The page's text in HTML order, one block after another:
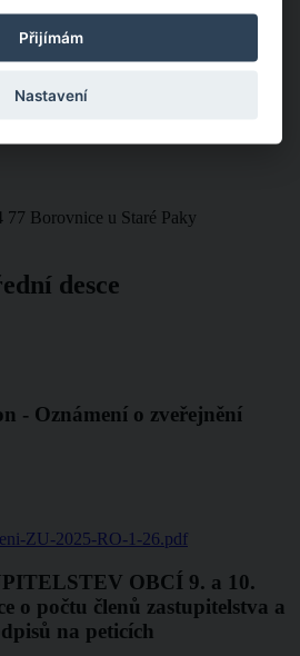
77 Borovnice u Staré Paky
desce
- Oznámení o zveřejnění
ZU-2025-RO-1-26.pdf
OBCÍ 9. a 10.
o počtu členů zastupitelstva a
na peticích
Přijímám
Nastavení